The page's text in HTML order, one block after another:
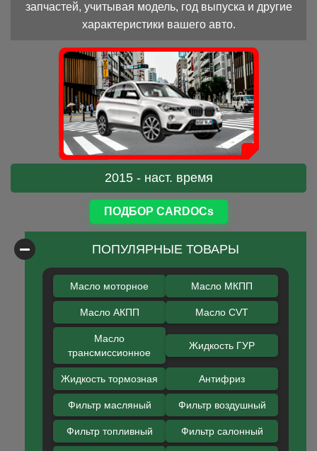
запчастей, учитывая модель, год выпуска и другие
характеристики вашего авто.
2015 - наст. время
ПОДБОР CARDOCs
ПОПУЛЯРНЫЕ ТОВАРЫ
Масло моторное Масло МКПП
Масло АКПП Масло CVT
Масло
трансмиссионное
Жидкость ГУР
Жидкость тормозная Антифриз
Фильтр масляный Фильтр воздушный
Фильтр топливный Фильтр салонный